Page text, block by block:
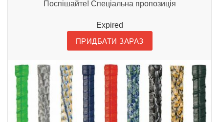
Поспішайте! Спеціальна пропозиція
Expired
ПРИДБАТИ ЗАРАЗ